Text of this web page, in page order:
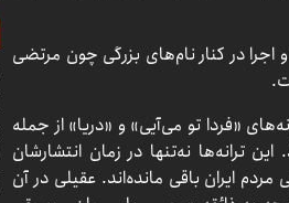
حضور عقیلی در مراسم افتتاحیه تلویزیون ملی ایران در دهه ۱۳۴۰ و اجرا در کنار نام‌های بزرگی چون مرتضی
«فردا تو می‌آیی» و «دریا» از جمله
ترانه‌ها نه‌تنها در زمان انتشارشان
ایران باقی مانده‌اند. عقیلی در آن